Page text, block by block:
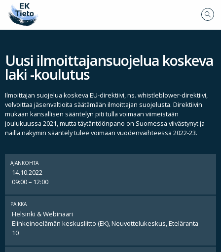
Uusi ilmoittajansuojelua koskeva
laki -koulutus
Ilmoittajan suojelua koskeva EU-direktiivi, ns. whistleblower-direktiivi,
velvoittaa jäsenvaltioita säätämään ilmoittajan suojelusta. Direktiivin
mukaan kansallisen sääntelyn piti tulla voimaan viimeistään
joulukuussa 2021, mutta täytäntöönpano on Suomessa viivästynyt ja
näillä näkymin sääntely tulee voimaan vuodenvaihteessa 2022-23.
AJANKOHTA
14.10.2022
09:00 – 12:00
PAIKKA
Helsinki & Webinaari
Elinkeinoelämän keskusliitto (EK), Neuvottelukeskus, Eteläranta
10